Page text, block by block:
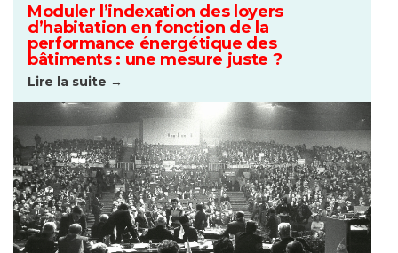
Moduler l’indexation des loyers
d’habitation en fonction de la
performance énergétique des
bâtiments : une mesure juste ?
Lire la suite →